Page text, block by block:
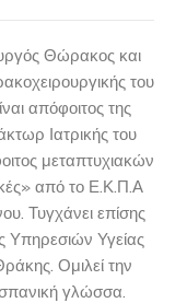
Θώρακος και
του
απόφοιτος της
Ιατρικής του
μεταπτυχιακών
από το Ε.Κ.Π.Α
Τυγχάνει επίσης
Υπηρεσιών Υγείας
Ομιλεί την
γλώσσα.